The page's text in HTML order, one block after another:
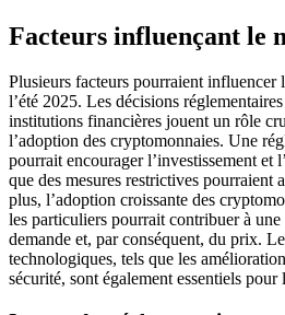
Facteurs influençant le
Plusieurs facteurs pourraient influencer
l’été 2025. Les décisions
institutions financières jouent un rôle
l’adoption des cryptomonnaies. Une
pourrait encourager l’investissement et
que des mesures restrictives pourraient
plus, l’adoption croissante des
les particuliers pourrait contribuer à
demande et, par conséquent, du prix.
technologiques, tels que les
sécurité, sont également essentiels